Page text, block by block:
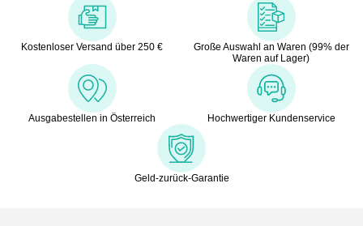
Kostenloser Versand über 250 €
Große Auswahl an Waren (99% der
Waren auf Lager)
Ausgabestellen in Österreich Hochwertiger Kundenservice
Geld-zurück-Garantie